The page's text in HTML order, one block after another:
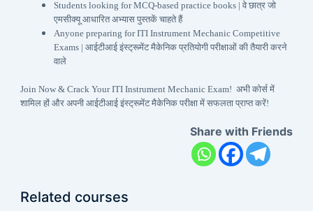
Students looking for MCQ-based practice books | वे छात्र जो
एमसीक्यू आधारित अभ्यास पुस्तकें चाहते हैं
Anyone preparing for ITI Instrument Mechanic Competitive
Exams | आईटीआई इंस्ट्रूमेंट मैकेनिक प्रतियोगी परीक्षाओं की तैयारी करने
वाले
Join Now & Crack Your ITI Instrument Mechanic Exam! अभी कोर्स में
शामिल हों और अपनी आईटीआई इंस्ट्रूमेंट मैकेनिक परीक्षा में सफलता प्राप्त करें!
Share with Friends
Related courses